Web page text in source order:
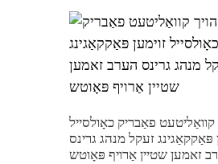
קוואַליטעט פאַבריק כאָולסייל
פּאַקקאַגינג זעקל מנהג גרינס
זאמען שטיין אַרויף פּאָוטש